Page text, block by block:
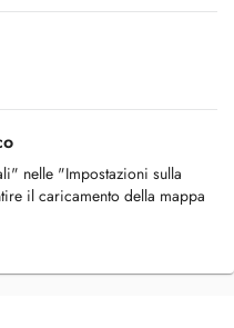
nelle "Impostazioni sulla
il caricamento della mappa